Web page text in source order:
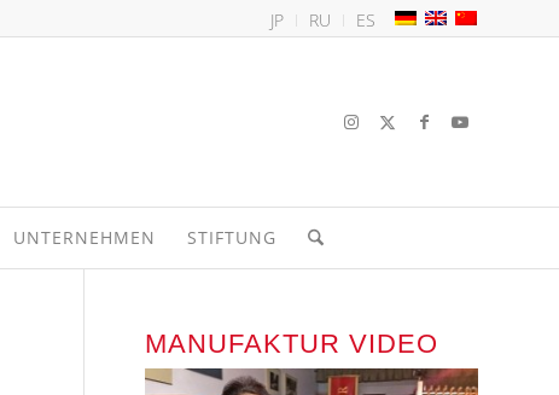
JP RU ES
UNTERNEHMEN STIFTUNG
MANUFAKTUR VIDEO